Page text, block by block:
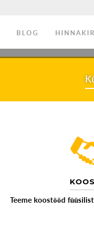
BLOG
Teeme koostööd